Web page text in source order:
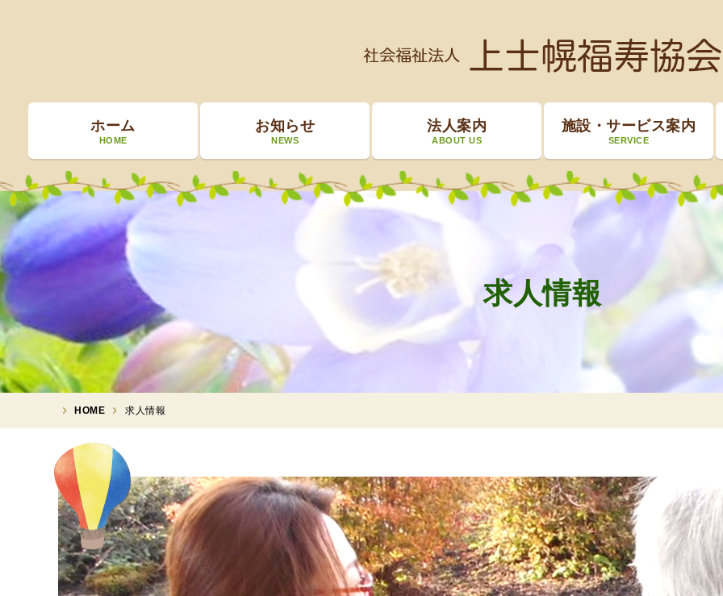
ホーム
HOME
お知らせ
NEWS
法人案内
ABOUT US
施設・サービス案内
SERVICE
求人情報
HOME 求人情報